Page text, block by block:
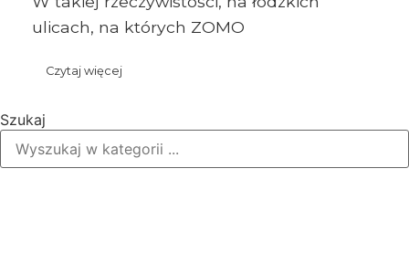
ulicach, na których ZOMO
Czytaj więcej
Szukaj